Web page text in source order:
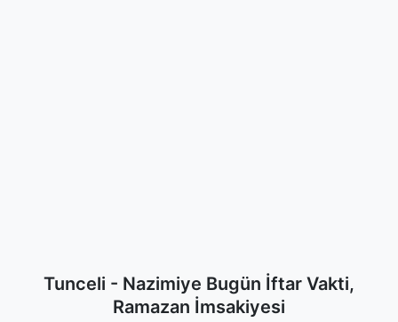
Tunceli - Nazimiye Bugün İftar Vakti,
Ramazan İmsakiyesi